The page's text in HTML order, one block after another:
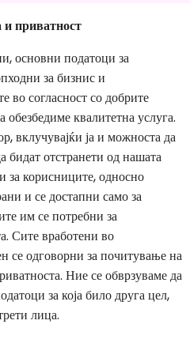
приватност
основни податоци за
за бизнис и
согласност со добрите
квалитетна услуга.
вклучувајќи ја и можноста да
бидат отстранети од нашата
за корисниците, односно
и се достапни само за
им се потребни за
Сите вработени во
се одговорни за почитување на
Ние се обврзуваме да
за која било друга цел,
лица.